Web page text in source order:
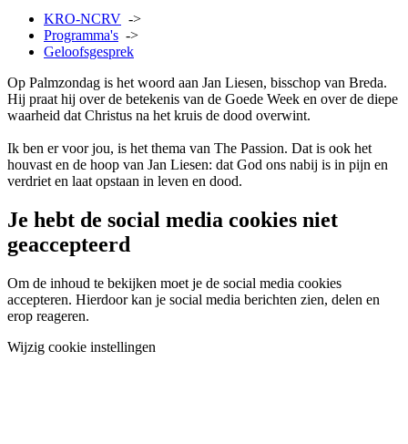
KRO-NCRV ->
Programma's ->
Geloofsgesprek
Op Palmzondag is het woord aan Jan Liesen, bisschop van Breda.
Hij praat hij over de betekenis van de Goede Week en over de diepe
waarheid dat Christus na het kruis de dood overwint.
Ik ben er voor jou, is het thema van The Passion. Dat is ook het
houvast en de hoop van Jan Liesen: dat God ons nabij is in pijn en
verdriet en laat opstaan in leven en dood.
Je hebt de social media cookies niet
geaccepteerd
Om de inhoud te bekijken moet je de social media cookies
accepteren. Hierdoor kan je social media berichten zien, delen en
erop reageren.
Wijzig cookie instellingen